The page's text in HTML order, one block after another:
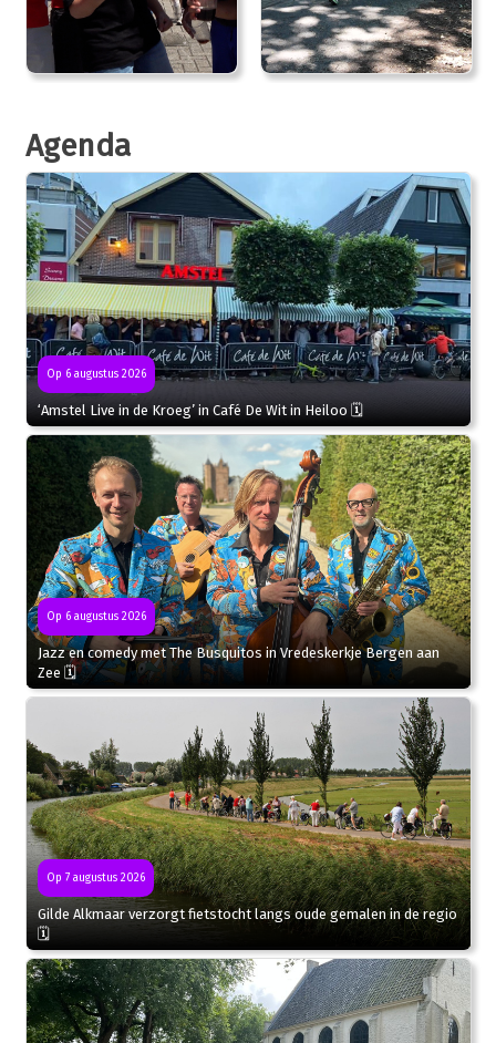
Agenda
Op 6 augustus 2026
‘Amstel Live in de Kroeg’ in Café De Wit in Heiloo 🗓
Op 6 augustus 2026
Jazz en comedy met The Busquitos in Vredeskerkje Bergen aan
Zee 🗓
Op 7 augustus 2026
Gilde Alkmaar verzorgt fietstocht langs oude gemalen in de regio
🗓